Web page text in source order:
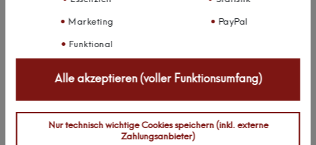
0
0
Marketing PayPal
Funktional
Alle akzeptieren (voller Funktionsumfang)
Nur technisch wichtige Cookies speichern (inkl. externe
Zahlungsanbieter)